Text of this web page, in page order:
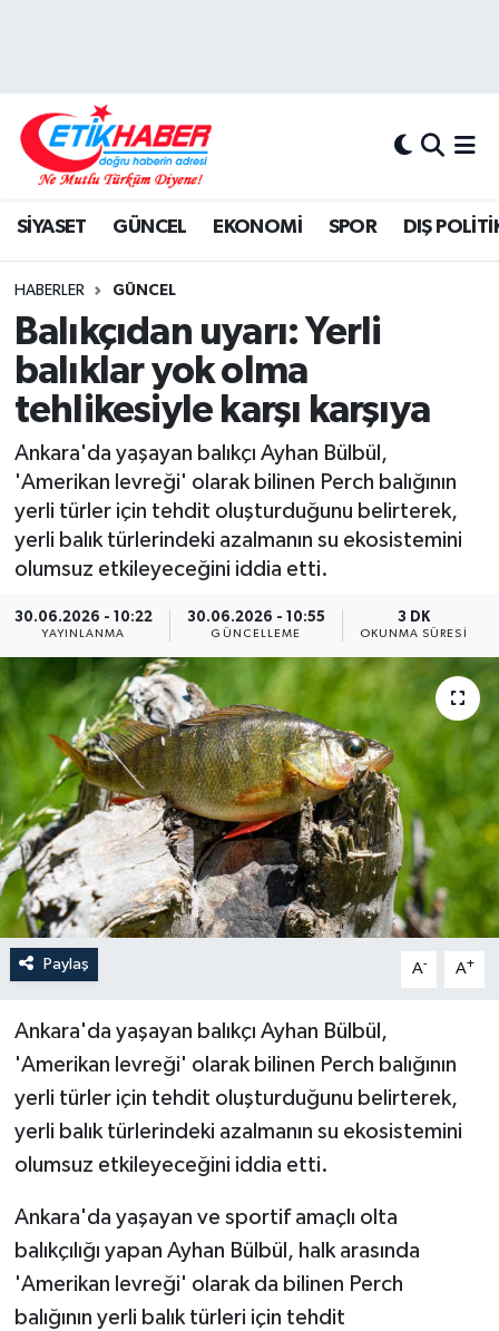
SİYASET GÜNCEL EKONOMİ SPOR DIŞ
HABERLER GÜNCEL
Balıkçıdan uyarı: Yerli
balıklar yok olma
tehlikesiyle karşı karşıya
Ankara'da yaşayan balıkçı Ayhan Bülbül,
'Amerikan levreği' olarak bilinen Perch balığının
yerli türler için tehdit oluşturduğunu belirterek,
yerli balık türlerindeki azalmanın su ekosistemini
olumsuz etkileyeceğini iddia etti.
30.06.2026 - 10:22
YAYINLANMA
30.06.2026 - 10:55
GÜNCELLEME
3 DK
OKUNMA SÜRESI
Paylaş A- A+
Ankara'da yaşayan balıkçı Ayhan Bülbül,
'Amerikan levreği' olarak bilinen Perch balığının
yerli türler için tehdit oluşturduğunu belirterek,
yerli balık türlerindeki azalmanın su ekosistemini
olumsuz etkileyeceğini iddia etti.
Ankara'da yaşayan ve sportif amaçlı olta
balıkçılığı yapan Ayhan Bülbül, halk arasında
'Amerikan levreği' olarak da bilinen Perch
balığının yerli balık türleri için tehdit
DIŞ POLİTİKA
KÖŞE YAZILARI
KÜLTÜR-SANAT-MAGAZİN
MEDYA
ÖZEL HABER
SİYASET
GÜNCEL
SPOR
YAŞAM
Yerel
Hava Durumu
Tüm Manşetler
Son Dakika Haberleri
Haber Arşivi